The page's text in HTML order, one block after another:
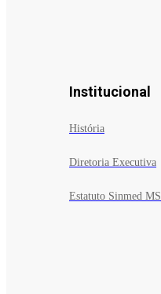
Institucional
História
Diretoria Executiva
Estatuto Sinmed MS